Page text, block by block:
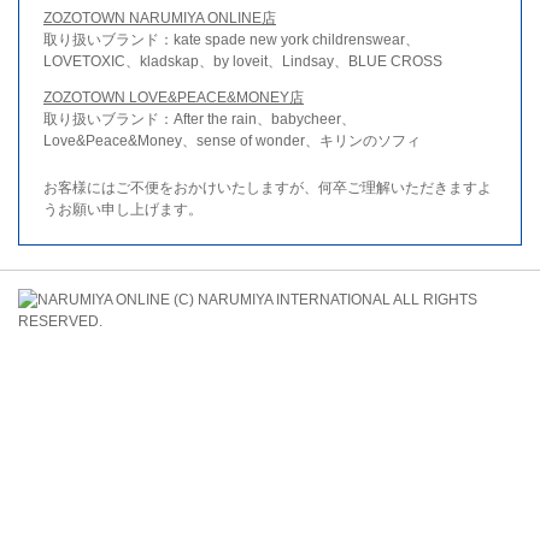
ZOZOTOWN NARUMIYA ONLINE店
取り扱いブランド：kate spade new york childrenswear、
LOVETOXIC、kladskap、by loveit、Lindsay、BLUE CROSS
ZOZOTOWN LOVE&PEACE&MONEY店
取り扱いブランド：After the rain、babycheer、
Love&Peace&Money、sense of wonder、キリンのソフィ
お客様にはご不便をおかけいたしますが、何卒ご理解いただきますよ
うお願い申し上げます。